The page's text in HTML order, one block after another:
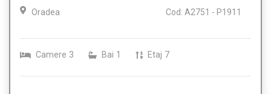
Oradea Cod: A2751 - P1911
Camere 3 Bai 1 Etaj 7